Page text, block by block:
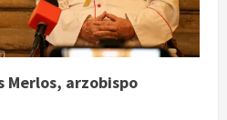
Merlos, arzobispo